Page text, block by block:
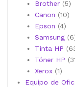
Brother 55
Canon 1010
Epson 44
Samsung 6
Tinta HP
Tóner HP
Xerox 11
Equipo de